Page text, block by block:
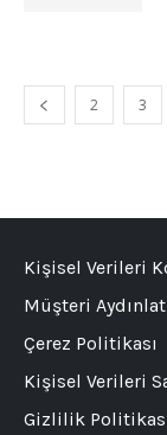
2 3
Kişisel Verileri
Müşteri
Çerez Politikası
Kişisel Verileri
Gizlilik